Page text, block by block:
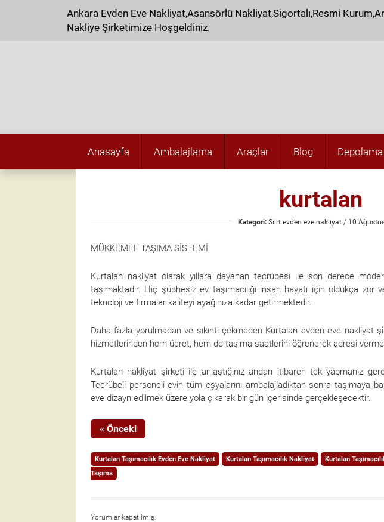
Ankara Evden Eve Nakliyat,Asansörlü Nakliyat,Sigortalı,Resmi
Nakliye Şirketimize Hoşgeldiniz.
Anasayfa Ambalajlama Araçlar Blog Depolama
kurtalan
Kategori: Siirt evden eve nakliyat / 10
MÜKKEMEL TAŞIMA SİSTEMİ
Kurtalan nakliyat olarak yıllara dayanan tecrübesi ile son derece
taşımaktadır. Hiç şüphesiz ev taşımacılığı insan hayatı için oldukça
teknoloji ve firmalar kaliteyi ayağınıza kadar getirmektedir.
Daha fazla yorulmadan ve sıkıntı çekmeden Kurtalan evden eve nakliyat
hizmetlerinden hem ücret, hem de taşıma saatlerini öğrenerek adresi
Kurtalan nakliyat şirketi ile anlaştığınız andan itibaren tek yapmanız
Tecrübeli personeli evin tüm eşyalarını ambalajladıktan sonra taşımaya
eve dizayn edilmek üzere yola çıkarak bir gün içerisinde gerçekleşecektir.
« Önceki
Kurtalan Taşımacılık Evden Eve Nakliyat Kurtalan Taşımacılık Nakliyat Kurtalan
Taşıma
Yorumlar kapatılmış.